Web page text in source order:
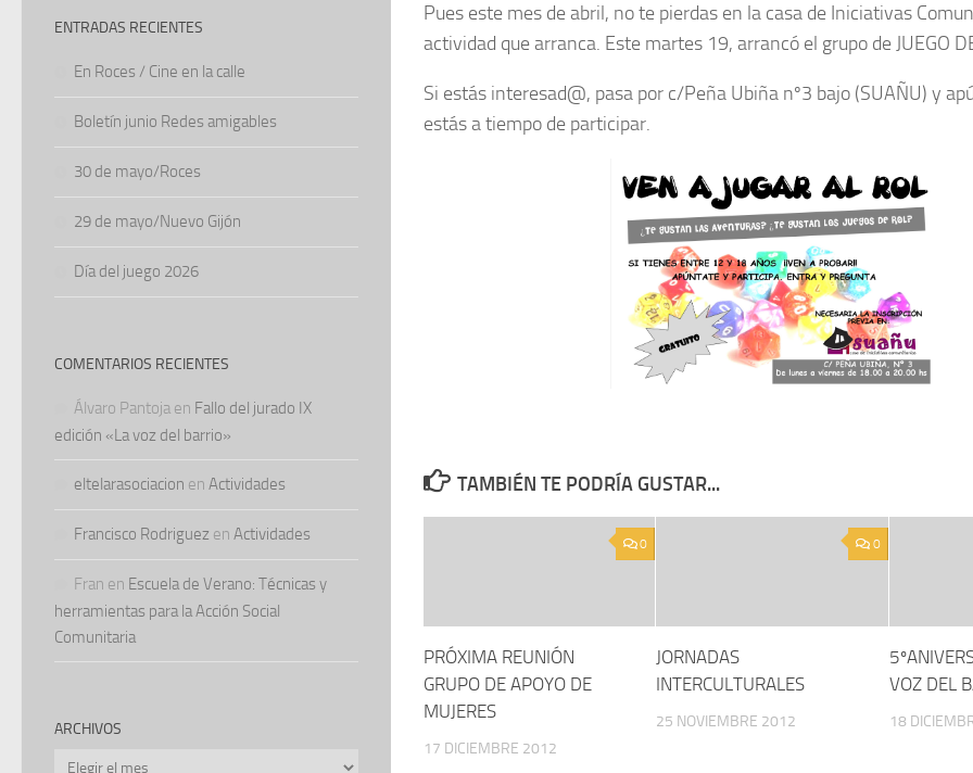
Pues este mes de abril, no te pierdas en la casa de Iniciativas
actividad que arranca. Este martes 19, arrancó el grupo de JUEGO
Si estás interesad@, pasa por c/Peña Ubiña nº3 bajo (SUAÑU) y
estás a tiempo de participar.
TAMBIÉN TE PODRÍA GUSTAR...
0
PRÓXIMA REUNIÓN
GRUPO DE APOYO DE
MUJERES
17 DICIEMBRE 2012
0
JORNADAS
INTERCULTURALES
25 NOVIEMBRE 2012
VOZ DEL
18
ENTRADAS RECIENTES
En Roces / Cine en la calle
Boletín junio Redes amigables
30 de mayo/Roces
29 de mayo/Nuevo Gijón
Día del juego 2026
COMENTARIOS RECIENTES
Álvaro Pantoja en Fallo del jurado IX
edición «La voz del barrio»
eltelarasociacion en Actividades
Francisco Rodriguez en Actividades
Fran en Escuela de Verano: Técnicas y
herramientas para la Acción Social
Comunitaria
ARCHIVOS
Archivos